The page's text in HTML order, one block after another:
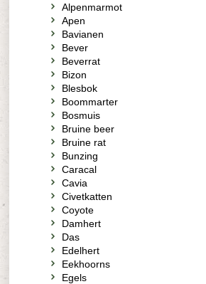
Alpenmarmot
Apen
Bavianen
Bever
Beverrat
Bizon
Blesbok
Boommarter
Bosmuis
Bruine beer
Bruine rat
Bunzing
Caracal
Cavia
Civetkatten
Coyote
Damhert
Das
Edelhert
Eekhoorns
Egels